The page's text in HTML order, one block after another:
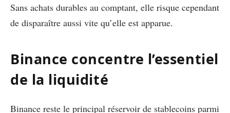
Sans achats durables au comptant, elle risque cependant
de disparaître aussi vite qu’elle est apparue.
Binance concentre l’essentiel
de la liquidité
Binance reste le principal réservoir de stablecoins parmi